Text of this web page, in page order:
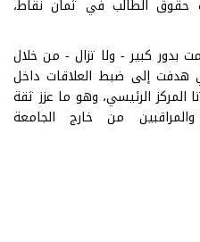
حقوق الطالب في ثمان نقاط،
بدور كبير - ولا تزال - من خلال
هدفت إلى ضبط العلاقات داخل
المركز الرئيسي، وهو ما عزز ثقة
من خارج الجامعة